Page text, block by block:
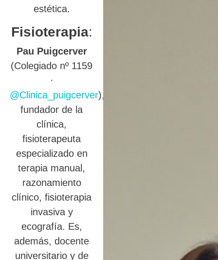
estética.
Fisioterapia:
Pau Puigcerver
(Colegiado nº 1159
·
@Clinica_puigcerver),
fundador de la
clínica,
fisioterapeuta
especializado en
terapia manual,
razonamiento
clínico, fisioterapia
invasiva y
ecografía. Es,
además, docente
universitario y de